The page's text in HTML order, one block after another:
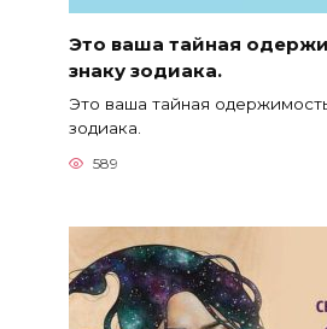
Это ваша тайная
знаку зодиака.
Это ваша тайная
зодиака.
589